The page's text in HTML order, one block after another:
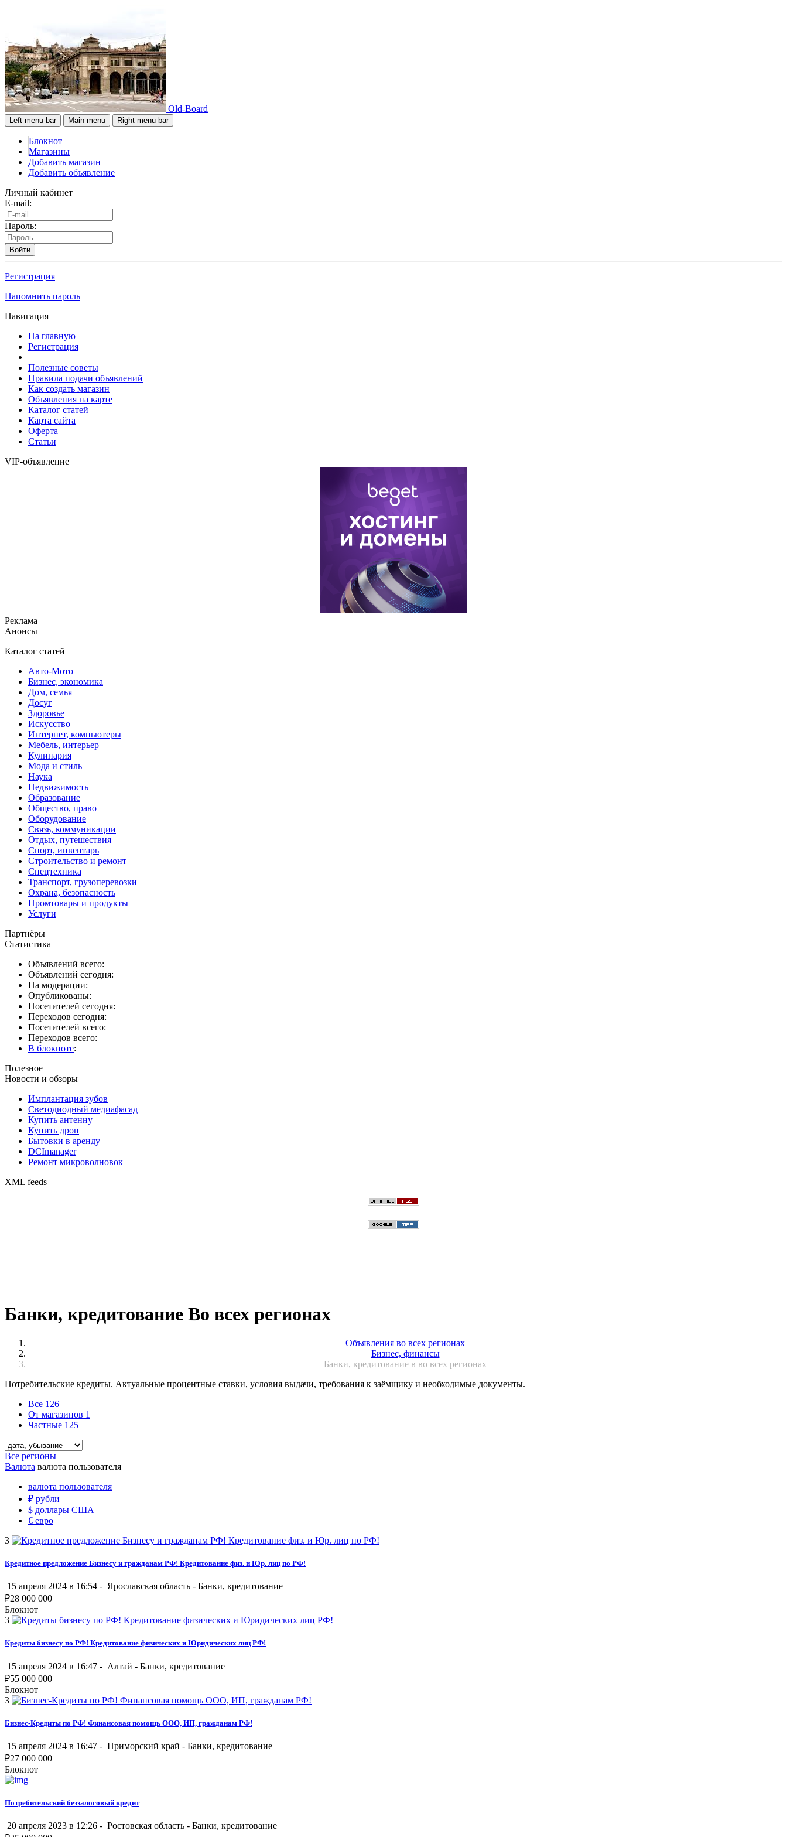
Old-Board
Left menu bar Main menu Right menu bar
Блокнот
Магазины
Добавить магазин
Добавить объявление
Личный кабинет
E-mail:
Пароль:
Войти
Регистрация
Напомнить пароль
Навигация
На главную
Регистрация
Полезные советы
Правила подачи объявлений
Как создать магазин
Объявления на карте
Каталог статей
Карта сайта
Оферта
Статьи
VIP-объявление
Реклама
Анонсы
Каталог статей
Авто-Мото
Бизнес, экономика
Дом, семья
Досуг
Здоровье
Искусство
Интернет, компьютеры
Мебель, интерьер
Кулинария
Мода и стиль
Наука
Недвижимость
Образование
Общество, право
Оборудование
Связь, коммуникации
Отдых, путешествия
Спорт, инвентарь
Строительство и ремонт
Спецтехника
Транспорт, грузоперевозки
Охрана, безопасность
Промтовары и продукты
Услуги
Партнёры
Статистика
Объявлений всего:
Объявлений сегодня:
На модерации:
Опубликованы:
Посетителей сегодня:
Переходов сегодня:
Посетителей всего:
Переходов всего:
В блокноте:
Полезное
Новости и обзоры
Имплантация зубов
Светодиодный медиафасад
Купить антенну
Купить дрон
Бытовки в аренду
DCImanager
Ремонт микроволновок
XML feeds
Банки, кредитование Во всех регионах
Объявления во всех регионах
Бизнес, финансы
Банки, кредитование в во всех регионах
Потребительские кредиты. Актуальные процентные ставки, условия выдачи, требования к заёмщику и необходимые документы.
Все 126
От магазинов 1
Частные 125
Все регионы
Валюта валюта пользователя
валюта пользователя
₽ рубли
$ доллары США
€ евро
3
Кредитное предложение Бизнесу и гражданам РФ! Кредитование физ. и Юр. лиц по РФ!
15 апреля 2024 в 16:54 - Ярославская область - Банки, кредитование
₽28 000 000
Блокнот
3
Кредиты бизнесу по РФ! Кредитование физических и Юридических лиц РФ!
15 апреля 2024 в 16:47 - Алтай - Банки, кредитование
₽55 000 000
Блокнот
3
Бизнес-Кредиты по РФ! Финансовая помощь ООО, ИП, гражданам РФ!
15 апреля 2024 в 16:47 - Приморский край - Банки, кредитование
₽27 000 000
Блокнот
Потребительский беззалоговый кредит
20 апреля 2023 в 12:26 - Ростовская область - Банки, кредитование